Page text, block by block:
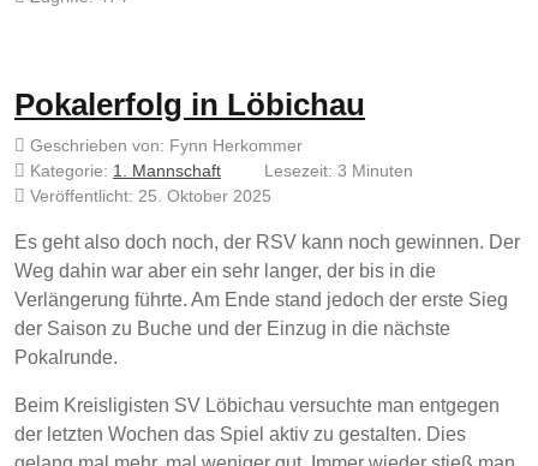
Pokalerfolg in Löbichau
Geschrieben von: Fynn Herkommer
Kategorie: 1. Mannschaft
Lesezeit: 3 Minuten
Veröffentlicht: 25. Oktober 2025
Es geht also doch noch, der RSV kann noch gewinnen. Der
Weg dahin war aber ein sehr langer, der bis in die
Verlängerung führte. Am Ende stand jedoch der erste Sieg
der Saison zu Buche und der Einzug in die nächste
Pokalrunde.
Beim Kreisligisten SV Löbichau versuchte man entgegen
der letzten Wochen das Spiel aktiv zu gestalten. Dies